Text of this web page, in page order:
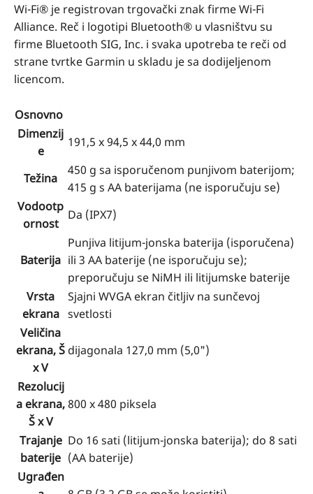
Wi-Fi® je registrovan trgovački znak firme Wi-Fi
Alliance. Reč i logotipi Bluetooth® u vlasništvu su
firme Bluetooth SIG, Inc. i svaka upotreba te reči od
strane tvrtke Garmin u skladu je sa dodijeljenom
licencom.
Osnovno
Dimenzij
e
191,5 x 94,5 x 44,0 mm
Težina
450 g sa isporučenom punjivom baterijom;
415 g s AA baterijama (ne isporučuju se)
Vodootp
ornost
Da (IPX7)
Baterija
Punjiva litijum-jonska baterija (isporučena)
ili 3 AA baterije (ne isporučuju se);
preporučuju se NiMH ili litijumske baterije
Vrsta
ekrana
Sjajni WVGA ekran čitljiv na sunčevoj
svetlosti
Veličina
ekrana, Š
x V
dijagonala 127,0 mm (5,0")
Rezolucij
a ekrana,
Š x V
800 x 480 piksela
Trajanje
baterije
Do 16 sati (litijum-jonska baterija); do 8 sati
(AA baterije)
Ugrađen